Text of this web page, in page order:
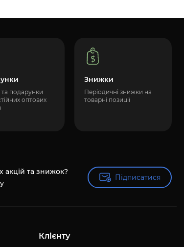
подарунки
оптових
Знижки
Періодичні знижки на
товарні позиції
акцій та знижок?
Підписатися
Підписатися
Клієнту